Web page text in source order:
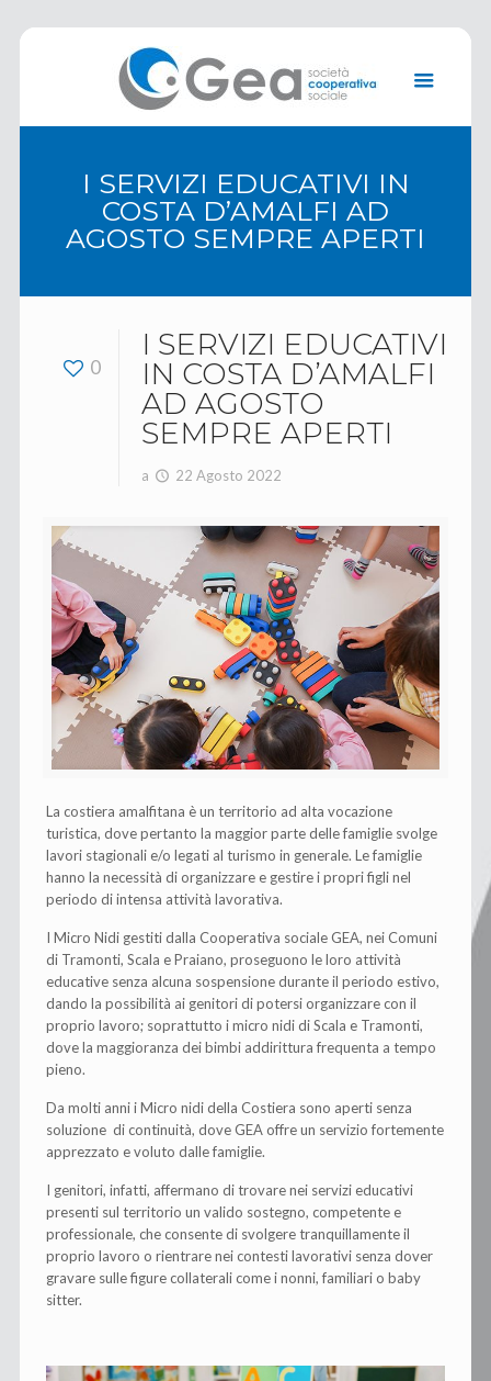
I SERVIZI EDUCATIVI IN
COSTA D’AMALFI AD
AGOSTO SEMPRE APERTI
0
I SERVIZI EDUCATIVI
IN COSTA D’AMALFI
AD AGOSTO
SEMPRE APERTI
a 22 Agosto 2022
La costiera amalfitana è un territorio ad alta vocazione
turistica, dove pertanto la maggior parte delle famiglie svolge
lavori stagionali e/o legati al turismo in generale. Le famiglie
hanno la necessità di organizzare e gestire i propri figli nel
periodo di intensa attività lavorativa.
I Micro Nidi gestiti dalla Cooperativa sociale GEA, nei Comuni
di Tramonti, Scala e Praiano, proseguono le loro attività
educative senza alcuna sospensione durante il periodo estivo,
dando la possibilità ai genitori di potersi organizzare con il
proprio lavoro; soprattutto i micro nidi di Scala e Tramonti,
dove la maggioranza dei bimbi addirittura frequenta a tempo
pieno.
Da molti anni i Micro nidi della Costiera sono aperti senza
soluzione di continuità, dove GEA offre un servizio fortemente
apprezzato e voluto dalle famiglie.
I genitori, infatti, affermano di trovare nei servizi educativi
presenti sul territorio un valido sostegno, competente e
professionale, che consente di svolgere tranquillamente il
proprio lavoro o rientrare nei contesti lavorativi senza dover
gravare sulle figure collaterali come i nonni, familiari o baby
sitter.